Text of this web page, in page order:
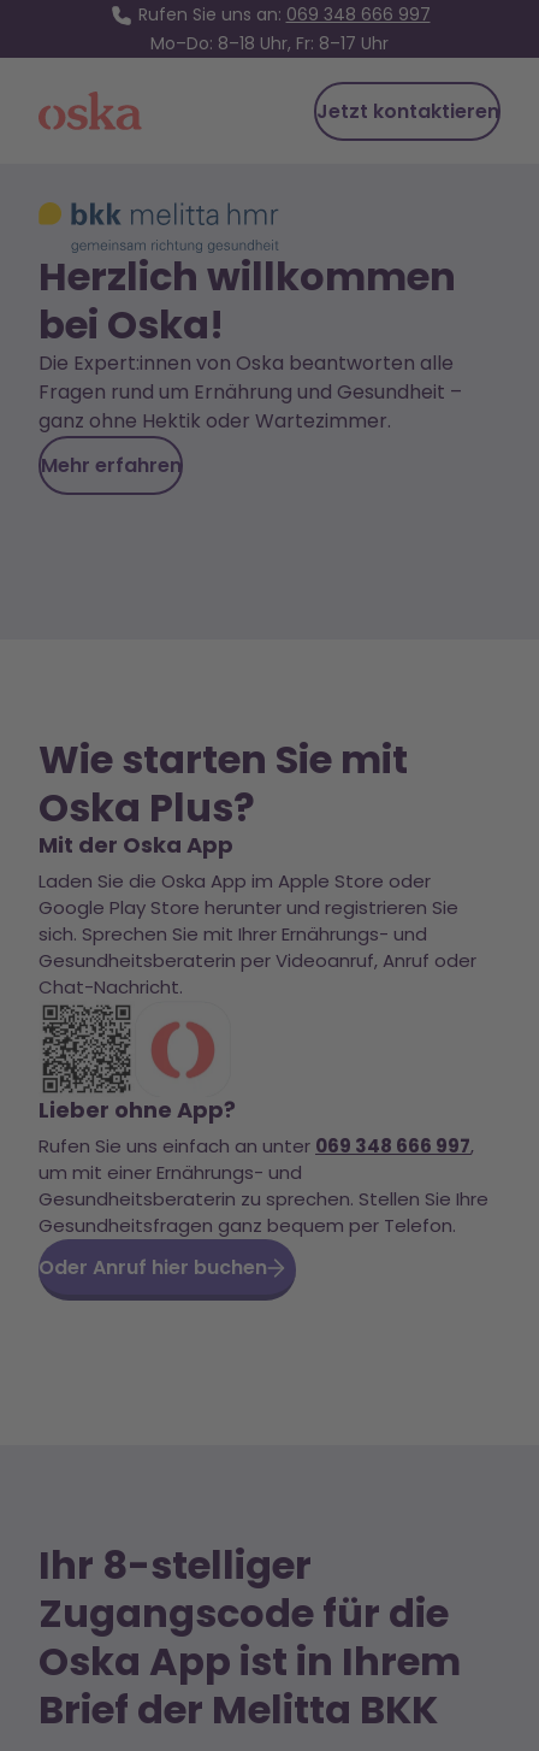
Rufen Sie uns an: 069 348 666 997
Mo–Do: 8–18 Uhr, Fr: 8–17 Uhr
Oska Health Jetzt kontaktieren
Herzlich willkommen
bei Oska!
Die Expert:innen von Oska beantworten alle
Fragen rund um Ernährung und Gesundheit –
ganz ohne Hektik oder Wartezimmer.
Mehr erfahren
Wie starten Sie mit
Oska Plus?
Mit der Oska App
Laden Sie die Oska App im Apple Store oder
Google Play Store herunter und registrieren Sie
sich. Sprechen Sie mit Ihrer Ernährungs- und
Gesundheitsberaterin per Videoanruf, Anruf oder
Chat-Nachricht.
Lieber ohne App?
Rufen Sie uns einfach an unter 069 348 666 997,
um mit einer Ernährungs- und
Gesundheitsberaterin zu sprechen. Stellen Sie Ihre
Gesundheitsfragen ganz bequem per Telefon.
Oder Anruf hier buchen
Ihr 8-stelliger
Zugangscode für die
Oska App ist in Ihrem
Brief der Melitta BKK